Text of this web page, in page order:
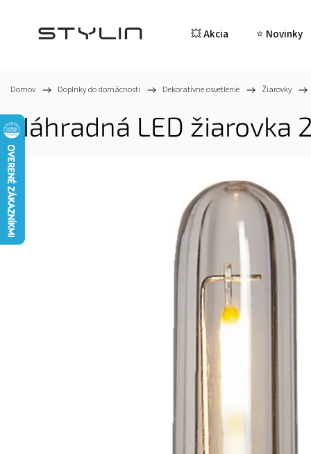
💥 Akcia ⭐ Novinky
Domov / Doplnky do domácnosti / Dekoratívne osvetlenie / Žiarovky /
Náhradná LED žiarovka